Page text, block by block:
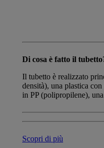
Di cosa è fatto il
Il tubetto è realizzato
densità), una plastica
in PP (polipropilene),
Scopri di più